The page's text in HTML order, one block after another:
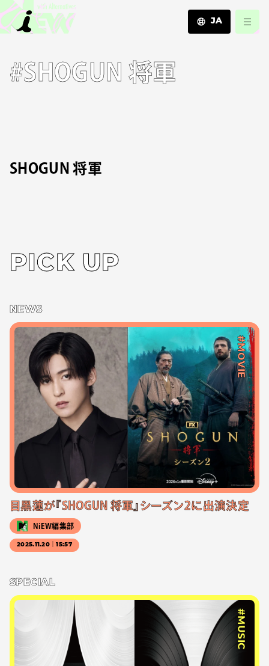
JA
#SHOGUN 将軍
SHOGUN 将軍
PICK UP
NEWS
#MOVIE
目黒蓮が『SHOGUN 将軍』シーズン2に出演決定
NiEW編集部
2025.11.20｜15:57
SPECIAL
#MUSIC